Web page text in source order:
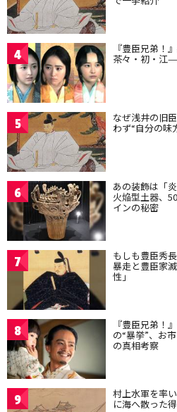
4 『豊臣兄弟！
茶々・初・江
5 なぜ浅井の旧
わず“自分の味
6 あの装飾は「
火焔型土器、
インの秘密
7 もしも豊臣秀
暴走と豊臣家
性」
8 『豊臣兄弟！
の“暴挙”、お
の真相考察
9 村上水軍を率
に海へ散った